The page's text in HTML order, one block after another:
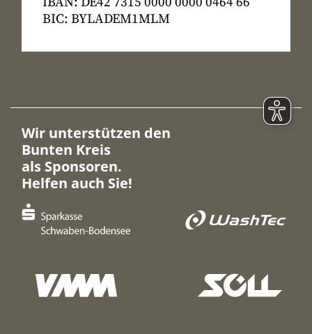
BIC: BYLADEM1MLM
Wir unterstützen den
Bunten Kreis
als Sponsoren.
Helfen auch Sie!